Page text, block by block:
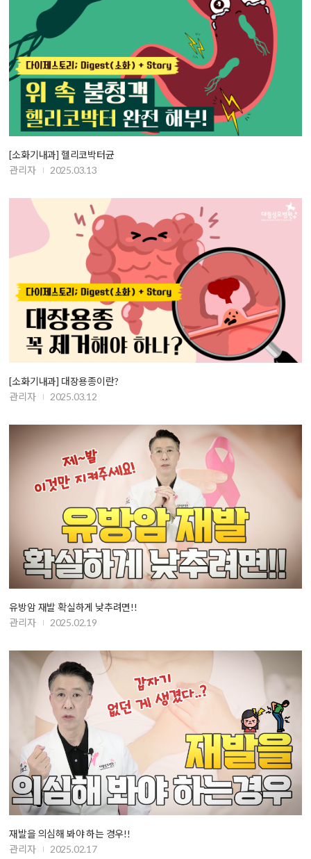
[소화기내과] 헬리코박터균
관리자
2025.03.13
[소화기내과] 대장용종이란?
관리자
2025.03.12
유방암 재발 확실하게 낮추려면!!
관리자
2025.02.19
재발을 의심해 봐야 하는 경우!!
관리자
2025.02.17